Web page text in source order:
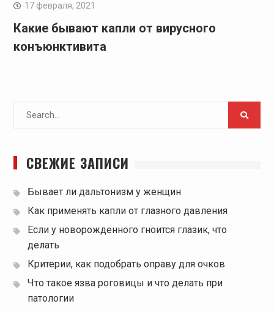
17 февраля, 2021
Какие бывают капли от вирусного
конъюнктивита
СВЕЖИЕ ЗАПИСИ
Бывает ли дальтонизм у женщин
Как применять капли от глазного давления
Если у новорожденного гноится глазик, что
делать
Критерии, как подобрать оправу для очков
Что такое язва роговицы и что делать при
патологии